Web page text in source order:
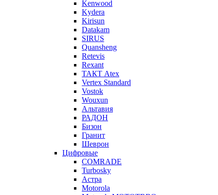
Kenwood
Kydera
Kirisun
Datakam
SIRUS
Quansheng
Retevis
Rexant
ТАКТ Atex
Vertex Standard
Vostok
Wouxun
Альтавия
РАДОН
Бизон
Гранит
Шеврон
Цифровые
COMRADE
Turbosky
Астра
Motorola